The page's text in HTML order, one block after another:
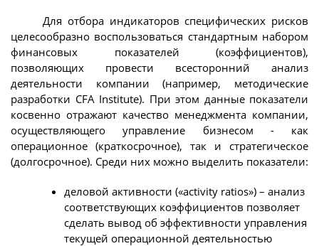
Для отбора индикаторов специфических рисков
целесообразно воспользоваться стандартным набором
финансовых показателей (коэффициентов),
позволяющих провести всесторонний анализ
деятельности компании (например, методические
разработки CFA Institute). При этом данные показатели
косвенно отражают качество менеджмента компании,
осуществляющего управление бизнесом - как
операционное (краткосрочное), так и стратегическое
(долгосрочное). Среди них можно выделить показатели:
деловой активности («activity ratios») – анализ
соответствующих коэффициентов позволяет
сделать вывод об эффективности управления
текущей операционной деятельностью